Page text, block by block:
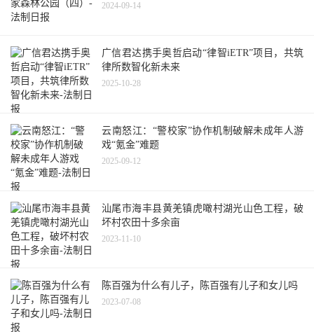
2024-09-14
广信君达携手奥哲启动“律智iETR”项目，共筑
律所数智化新未来
2025-10-28
云南怒江：“警校家”协作机制破解未成年人游
戏“氪金”难题
2025-09-12
汕尾市海丰县黄羌镇虎噉村湖光山色工程，破
坏村农田十多余亩
2023-11-10
陈百强为什么有儿子，陈百强有儿子和女儿吗
2023-07-08